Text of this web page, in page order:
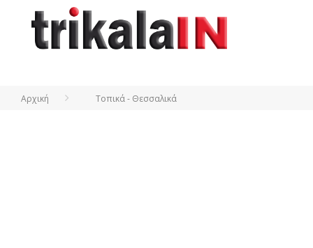
Αρχική Τοπικά - Θεσσαλικά